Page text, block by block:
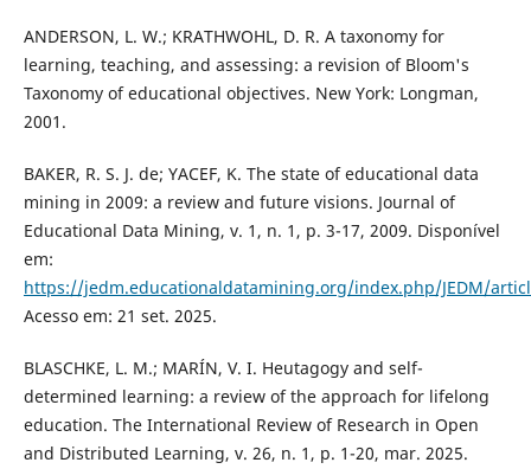
ANDERSON, L. W.; KRATHWOHL, D. R. A taxonomy for
learning, teaching, and assessing: a revision of Bloom's
Taxonomy of educational objectives. New York: Longman,
2001.
BAKER, R. S. J. de; YACEF, K. The state of educational data
mining in 2009: a review and future visions. Journal of
Educational Data Mining, v. 1, n. 1, p. 3-17, 2009. Disponível
em:
https://jedm.educationaldatamining.org/index.php/JEDM/
Acesso em: 21 set. 2025.
BLASCHKE, L. M.; MARÍN, V. I. Heutagogy and self-
determined learning: a review of the approach for lifelong
education. The International Review of Research in Open
and Distributed Learning, v. 26, n. 1, p. 1-20, mar. 2025.